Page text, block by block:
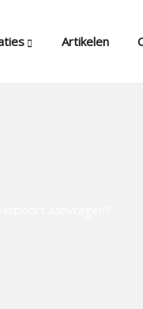
Artikelen